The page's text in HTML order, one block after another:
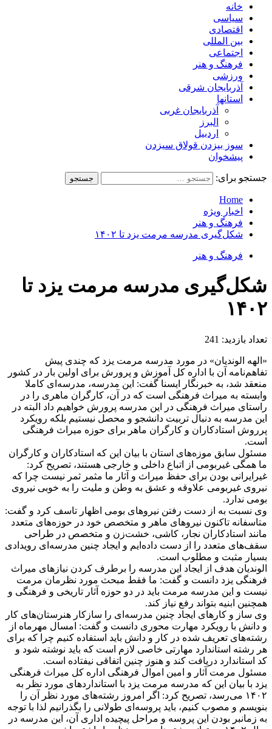
خانه
سیاسی
اقتصادی
بین المللی
اجتماعی
فرهنگ و هنر
ورزشی
آذربایجان شرقی
استانها
آذربایجان غربی
البرز
اردبیل
سوز بیزدن قولاق سیزدن
پیشخوان
جستجو برای:
Home
اخبار ویژه
فرهنگ و هنر
شکل‌گیری مدرسه مرمت یزد تا ۱۴۰۲
فرهنگ و هنر
شکل‌گیری مدرسه مرمت یزد تا
۱۴۰۲
تعداد بازدید: 241
«الهه الوندیان» در مورد مدرسه مرمت یزد که چندی پیش
تفاهم‌نامه آن با اداره کل آموزش و پرورش برای اولین بار در کشور
منعقد شد، به خبرنگار ایسنا گفت: این مدرسه، مدرسه‌ای کاملا
وابسته به میراث فرهنگی است که در آن، کارگران ماهری را در
راستای میراث فرهنگی در این مدرسه پرورش خواهیم داد البته در
این مدرسه به دنبال تربیت دانشجو و محصل نیستیم بلکه رویکرد
پرروش استادکاران و کارگران ماهر برای حوزه میراث فرهنگی
است.
مسئول سابق موزه‌های استان با بیان این که استادکاران و کارگران
ما همگی غیربومی از اتباع داخلی و خارجی هستند، تصریح کرد:
غیرایرانی بودن برای حفظ میراث و آثار ما مثمر ثمر نیست چرا که
نیروی غیربومی علاوقه و عشق به وطن و ملیت را به خوبی نیروی
بومی ندارد.
وی نسبت به از دست رفتن نیروهای بومی اظهار تاسف کرد و گفت:
متاسفانه تاکنون نیروهای ماهر و متخصص خود در حوزه‌های متعدد
مانند استادکاران نجار، کاشی، خشت‌زن و متخصص در طراحی
سقف‌های متعدد را از دست داده‌ایم و ایجاد چنین مدرسه‌ای رویدادی
بسیار مثبت و مطلوب است.
الوندیان هدف از ایجاد این مدرسه را برطرف کردن نیازهای میراث
فرهنگی یزد دانست و گفت: ما فقط مبحث مورد نظرمان مرمت
نیست و این مدرسه مرمت باید در دو حوزه آثار تاریخی و فرهنگی و
همچنین ابنیه بتواند رفع نیاز کند.
وی ساز و کارهای ایجاد چنین مدرسه‌ای را سازکار هنرستان‌های کار
و دانش با رویکرد مهارت محوری دانست و گفت: امسال مهرماه از
رشته‌های تعریف شده در کار و دانش باید استفاده کنیم چرا که برای
هر رشته استاندارد مهارتی خاصی لازم است که باید نوشته شود و
کد استاندارد دریافت کند و هنوز چنین اتفاقی نیفتاده است.
مسئول مرمت آثار و امین اموال فرهنگی اداره کل میراث فرهنگی
یزد با بیان این که مدرسه مرمت یزد با استانداردهای مورد نظر به
۱۴۰۲ می‌رسد، تصریح کرد: اگر امروز رشته‌های مورد نظر آن را
بنویسم و مصوب کنیم، باید پروسه‌ای طولانی را بگذرانیم لذا با توجه
به زمانبر بودن این پروسه و مراحل پیچیده اداری آن، این مدرسه در